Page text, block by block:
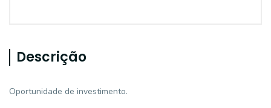
Descrição
Oportunidade de investimento.